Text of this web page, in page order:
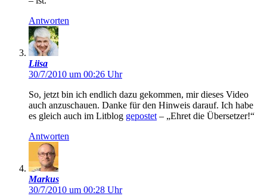
Antworten
Liisa
30/7/2010 um 00:26 Uhr
So, jetzt bin ich endlich dazu gekommen, mir dieses Video
auch anzuschauen. Danke für den Hinweis darauf. Ich habe
es gleich auch im Litblog gepostet – „Ehret die Übersetzer!“
Antworten
Markus
30/7/2010 um 00:28 Uhr